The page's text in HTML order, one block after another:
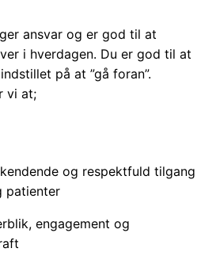
ansvar og er god til at
i hverdagen. Du er god til at
på at ”gå foran”.
vi at;
og respektfuld tilgang
patienter
engagement og